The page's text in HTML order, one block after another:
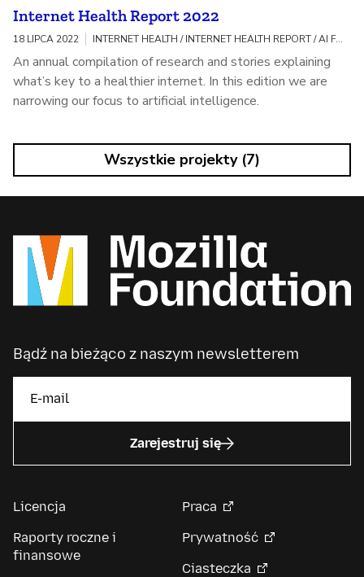
Internet Health Report 2022
18 LIPCA 2022 INTERNET HEALTH / INTERNET HEALTH REPORT / AI FAIRNESS, ACCOUNTABILITY, AND TRANSPARENCY
An annual compilation of research and stories explaining
what’s key to a healthier internet. In this edition we are
narrowing our focus to artificial intelligence.
Wszystkie projekty (7)
Bądź na bieżąco z naszym newsletterem
Zarejestruj się
Licencja
Raporty roczne i
finansowe
Praca
Prywatność
Ciasteczka